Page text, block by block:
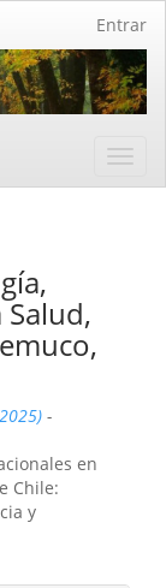
Entrar
Salud,
-
en
Chile:
y